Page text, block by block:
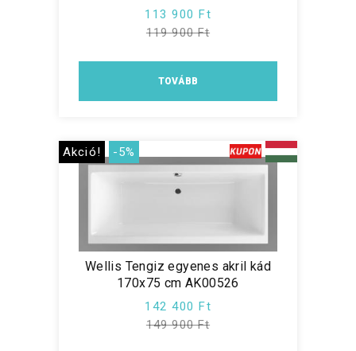
113 900 Ft
119 900 Ft
TOVÁBB
Akció! -5%
Wellis Tengiz egyenes akril kád
170x75 cm AK00526
142 400 Ft
149 900 Ft